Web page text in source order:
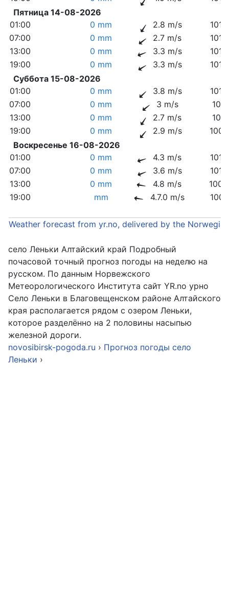
Пятница 14-08-2026
01:00
0 mm 2.8 m/s
07:00
0 mm 2.7 m/s
13:00
0 mm 3.3 m/s
19:00
0 mm 3.3 m/s
Суббота 15-08-2026
01:00
0 mm 3.8 m/s
07:00
0 mm 3 m/s
13:00
0 mm 2.7 m/s
19:00
0 mm 2.9 m/s
Воскресенье 16-08-2026
01:00
0 mm 4.3 m/s
07:00
0 mm 3.6 m/s
13:00
0 mm 4.8 m/s
19:00
mm 4.7.0 m/s
Weather forecast from yr.no, delivered by the
село Леньки Алтайский край Подробный
почасовой точный прогноз погоды на неделю на
русском. По данным Норвежского
Метеорологического Института сайт YR.no урно
Село Леньки в Благовещенском районе Алтайского
края располагается рядом с озером Леньки,
которое разделённо на 2 половины насыпью
железной дороги.
novosibirsk-pogoda.ru › Прогноз погоды село
Леньки ›